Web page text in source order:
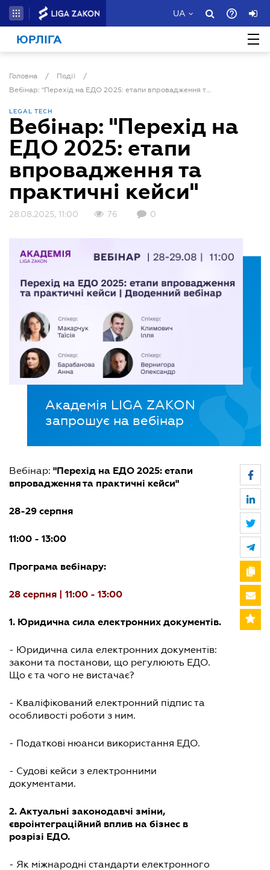
UA
ЮРЛІГА
Головна / Події
/
Вебінар: "Перехід на ЕДО 2025: етапи впровадження та практичні кейси"
LEGAL TECH
Вебінар: "Перехід на
ЕДО 2025: етапи
впровадження та
практичні кейси"
28.08.2025, 11:00 76 0
Академія LIGA ZAKON
запрошує на вебінар
Вебінар: "Перехід на ЕДО 2025: етапи
впровадження та практичні кейси"
28-29 серпня
11:00 - 13:00
Програма вебінару:
28 серпня | 11:00 - 13:00
1. Юридична сила електронних документів.
- Юридична сила електронних документів:
закони та постанови, що регулюють ЕДО.
Що є та чого не вистачає?
- Кваліфікований електронний підпис та
особливості роботи з ним.
- Податкові нюанси використання ЕДО.
- Судові кейси з електронними
документами.
2. Актуальні законодавчі зміни,
євроінтеграційний вплив на бізнес в
розрізі ЕДО.
- Як міжнародні стандарти електронного